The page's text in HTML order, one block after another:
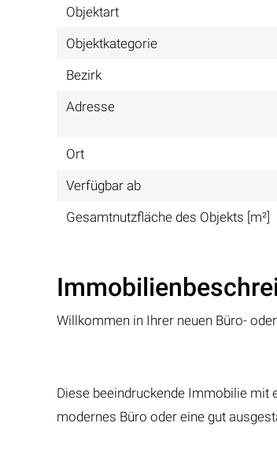
Objektart
Objektkategorie
Bezirk
Adresse
Ort
Verfügbar ab
Gesamtnutzfläche des Objekts [m²]
Willkommen in Ihrer neuen Büro-
Diese beeindruckende Immobilie mit
modernes Büro oder eine gut